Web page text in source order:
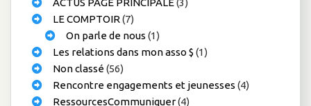
ACTUS PAGE PRINCIPALE(3)
LE COMPTOIR (7)
On parle de nous (1)
Les relations dans mon asso $ (1)
Non classé(56)
Rencontre engagements et jeunesses (4)
RessourcesCommuniquer(4)